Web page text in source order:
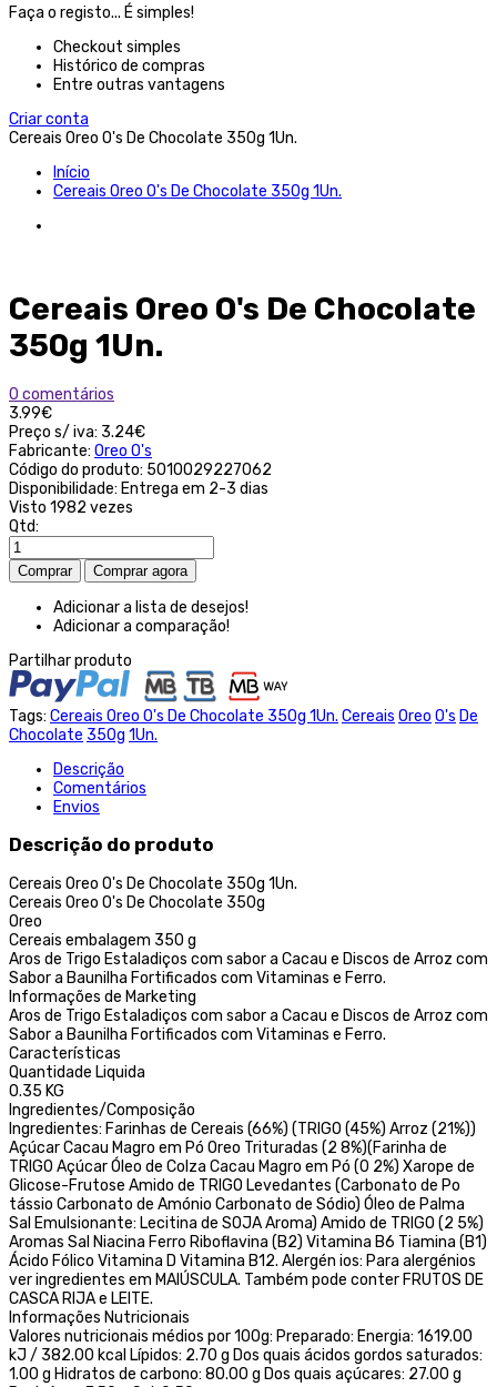
Faça o registo... É simples!
Checkout simples
Histórico de compras
Entre outras vantagens
Criar conta
Cereais Oreo O's De Chocolate 350g 1Un.
Início
Cereais Oreo O's De Chocolate 350g 1Un.
Cereais Oreo O's De Chocolate
350g 1Un.
0 comentários
3.99€
Preço s/ iva: 3.24€
Fabricante: Oreo O's
Código do produto: 5010029227062
Disponibilidade: Entrega em 2-3 dias
Visto 1982 vezes
Qtd:
Adicionar a lista de desejos!
Adicionar a comparação!
Partilhar produto
Tags: Cereais Oreo O's De Chocolate 350g 1Un. Cereais Oreo O's De
Chocolate 350g 1Un.
Descrição
Comentários
Envios
Descrição do produto
Cereais Oreo O's De Chocolate 350g 1Un.
Cereais Oreo O's De Chocolate 350g
Oreo
Cereais embalagem 350 g
Aros de Trigo Estaladiços com sabor a Cacau e Discos de Arroz com
Sabor a Baunilha Fortificados com Vitaminas e Ferro.
Informações de Marketing
Aros de Trigo Estaladiços com sabor a Cacau e Discos de Arroz com
Sabor a Baunilha Fortificados com Vitaminas e Ferro.
Características
Quantidade Liquida
0.35 KG
Ingredientes/Composição
Ingredientes: Farinhas de Cereais (66%) (TRIGO (45%) Arroz (21%))
Açúcar Cacau Magro em Pó Oreo Trituradas (2 8%)(Farinha de
TRIGO Açúcar Óleo de Colza Cacau Magro em Pó (0 2%) Xarope de
Glicose-Frutose Amido de TRIGO Levedantes (Carbonato de Po
tássio Carbonato de Amónio Carbonato de Sódio) Óleo de Palma
Sal Emulsionante: Lecitina de SOJA Aroma) Amido de TRIGO (2 5%)
Aromas Sal Niacina Ferro Riboflavina (B2) Vitamina B6 Tiamina (B1)
Ácido Fólico Vitamina D Vitamina B12. Alergén ios: Para alergénios
ver ingredientes em MAIÚSCULA. Também pode conter FRUTOS DE
CASCA RIJA e LEITE.
Informações Nutricionais
Valores nutricionais médios por 100g: Preparado: Energia: 1619.00
kJ / 382.00 kcal Lípidos: 2.70 g Dos quais ácidos gordos saturados:
1.00 g Hidratos de carbono: 80.00 g Dos quais açúcares: 27.00 g